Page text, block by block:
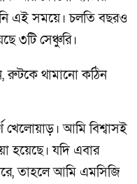
এই সময়ে। চলতি বছরও
৩টি সেঞ্চুরি।
রুটকে থামানো কঠিন
খেলোয়াড়। আমি বিশ্বাসই
হয়েছে। যদি এবার
তাহলে আমি এমসিজি